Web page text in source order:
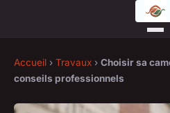
Accueil › Travaux › Choisir sa
conseils professionnels